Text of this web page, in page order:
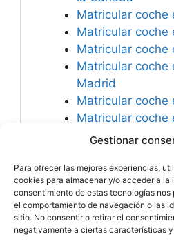
Gestionar
Para ofrecer las mejores experiencias,
cookies para almacenar y/o acceder a la
consentimiento de estas tecnologías
el comportamiento de navegación o las
sitio. No consentir o retirar el
negativamente a ciertas características
Matricular coche
Matricular coche
Matricular coche
Matricular coche
Madrid
Matricular coche
Matricular coche
Vaciamadrid
Ardoz